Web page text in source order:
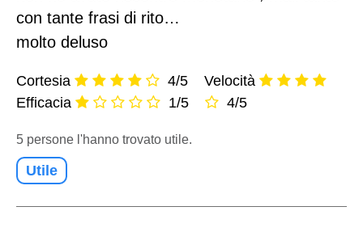
con tante frasi di rito…
molto deluso
Cortesia
4/5
Efficacia
1/5
Velocità
4/5
5 persone l'hanno trovato utile.
Utile